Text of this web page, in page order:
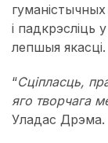
і падкрэсліць
лепшыя якасці.
“Сціпласць,
яго творчага
Уладас Дрэма.